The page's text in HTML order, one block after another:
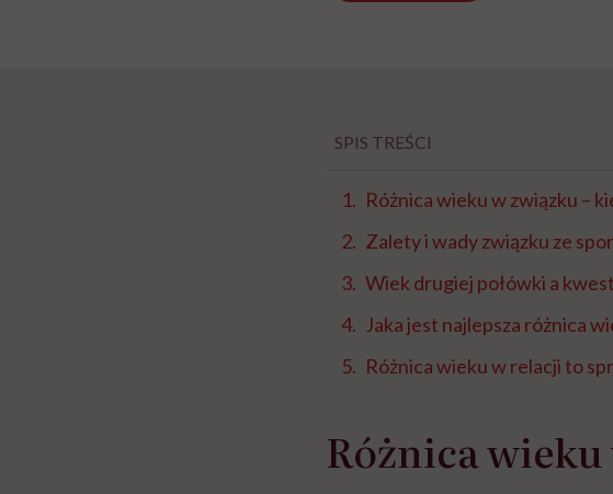
SPIS TREŚCI
Różnica wieku w związku –
Zalety i wady związku ze
Wiek drugiej połówki a
Jaka jest najlepsza różnica
Różnica wieku w relacji to
Różnica